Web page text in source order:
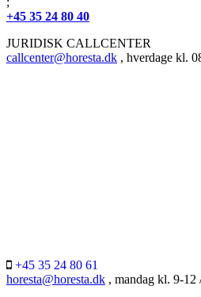
+45 35 24 80 40
JURIDISK CALLCENTER
callcenter@horesta.dk , hverdage kl.
+45 35 24 80 61
horesta@horesta.dk , mandag kl. 9-12